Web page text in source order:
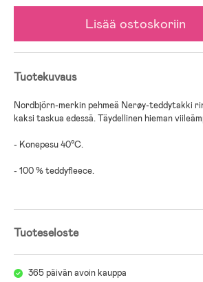
Lisää ostoskoriin
Tuotekuvaus
Nordbjörn-merkin pehmeä Nerøy-teddytakki
kaksi taskua edessä. Täydellinen hieman
- Konepesu 40°C.
- 100 % teddyfleece.
Tuoteseloste
365 päivän avoin kauppa